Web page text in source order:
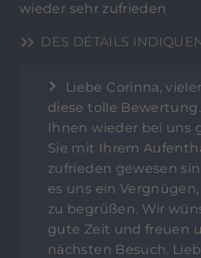
wieder sehr zufrieden
DES DÉTAILS
Liebe Corinna,
diese tolle
Ihnen wieder bei uns
Sie mit Ihrem
zufrieden gewesen
es uns ein
zu begrüßen. Wir
gute Zeit und freuen
nächsten Besuch.